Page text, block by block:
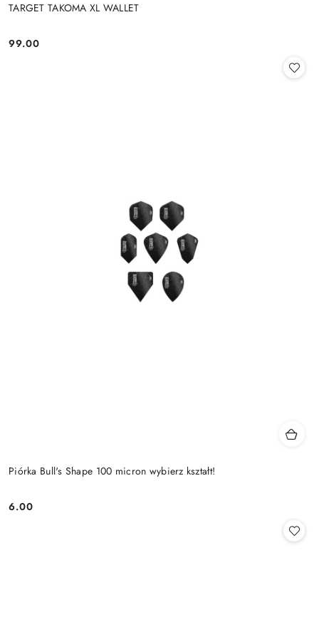
TARGET TAKOMA XL WALLET
Cena:
99.00
Piórka Bull's Shape 100 micron wybierz kształt!
Cena:
6.00